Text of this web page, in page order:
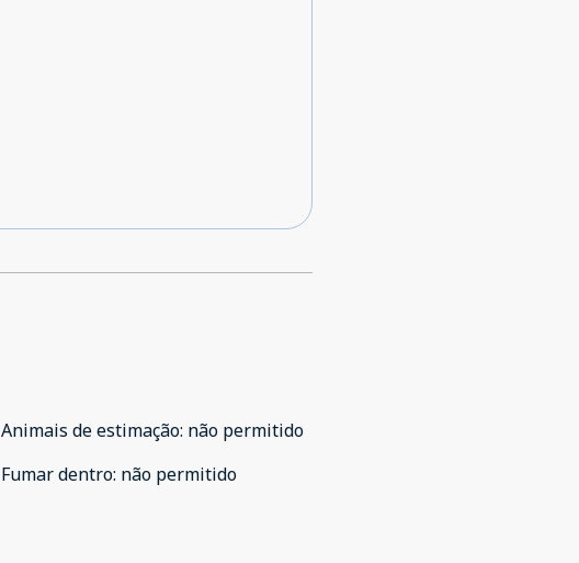
Animais de estimação: não permitido
Fumar dentro: não permitido